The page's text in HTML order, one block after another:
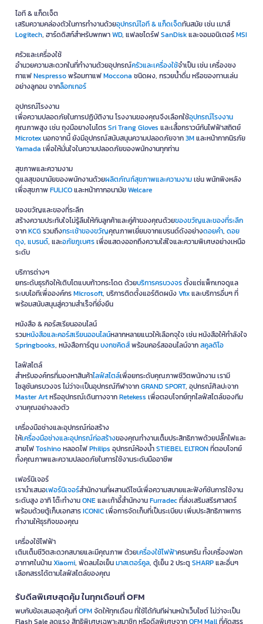
ไอที & แก็ดเจ็ต
เสริมความคล่องตัวในการทำงานด้วยอุปกรณ์ไอที & แก็ดเจ็ดทันสมัย เช่น เมาส์
Logitech, ฮาร์ดดิสก์สำหรับพกพาWD, แฟลชไดร์ฟSanDiskและจอมอนิเตอร์MSI
ครัวและเครื่องใช้
อำนวยความสะดวกในที่ทำงานด้วยอุปกรณ์ครัวและเครื่องใช้จำเป็น เช่น เครื่องชง
กาแฟNespressoพร้อมกาแฟMoccona ชนิดผง, กรวยน้ำดื่ม หรือของทานเล่น
อย่างลูกอม จากล็อกเกอร์
อุปกรณ์โรงงาน
เพื่อความปลอดภัยในการปฏิบัติงาน โรงงานของคุณจึงเลือกใช้อุปกรณ์โรงงาน
คุณภาพสูง เช่น ถุงมือยางไนโตรSri Trang Gloves และเสื้อกราวน์กันไฟฟ้าสถิตย์
Microtexนอกจากนี้ ยังมีอุปกรณ์สนับสนุนความปลอดภัยจาก3Mและหน้ากากนิรภัย
Yamada เพื่อให้มั่นใจในความปลอดภัยของพนักงานทุกท่าน
สุขภาพและความงาม
ดูแลสุขอนามัยของพนักงานด้วยผลิตภัณฑ์สุขภาพและความงามเช่น พนักพิงหลัง
เพื่อสุขภาพFULICOและหน้ากากอนามัยWelcare
ของขวัญและของที่ระลึก
สร้างความประทับใจไม่รู้ลืมให้กับลูกค้าและคู่ค้าของคุณด้วยของขวัญและของที่ระลึก
จากKCGรวมถึงกระเช้าของขวัญคุณภาพเยี่ยมจากแบรนด์ดังอย่างดอยคำ, ดอย
ตุง, แบรนด์, และอภัยภูเบศรเพื่อแสดงออกถึงความใส่ใจและความพิเศษอย่างเหนือ
ระดับ
บริการต่างๆ
ยกระดับธุรกิจให้เติบโตแบบก้าวกระโดด ด้วยบริการครบวงจรตั้งแต่แพ็กเกจดูแล
ระบบไอทีเพื่อองค์กรMicrosoft, บริการติดตั้งแอร์ติดผนังVfixและบริการอื่นๆ ที่
พร้อมสนับสนุนสู่ความสำเร็จที่ยั่งยืน
หนังสือ & คอร์สเรียนออนไลน์
รวมหนังสือและคอร์สเรียนออนไลน์หลากหลายแนวให้เลือกจุใจ เช่น หนังสือให้กำลังใจ
Springbooks, หนังสือการ์ตูนบงกชคิดส์พร้อมคอร์สออนไลน์จากสคูลดิโอ
ไลฟ์สไตล์
สำหรับองค์กรที่มองหาสินค้าไลฟ์สไตล์เพื่อยกระดับคุณภาพชีวิตพนักงาน เรามี
โซลูชันครบวงจร ไม่ว่าจะเป็นอุปกรณ์กีฬาจากGRAND SPORT, อุปกรณ์ศิลปะจาก
Master Artหรืออุปกรณ์เดินทางจากRetekess เพื่อตอบโจทย์ทุกไลฟ์สไตล์ของทีม
งานคุณอย่างลงตัว
เครื่องมือช่างและอุปกรณ์ก่อสร้าง
ให้เครื่องมือช่างและอุปกรณ์ก่อสร้างของคุณทำงานเต็มประสิทธิภาพด้วยปลั๊กไฟและ
สายไฟToshinoหลอดไฟPhilips อุปกรณ์ห้องน้ำSTIEBEL ELTRONที่ตอบโจทย์
ทั้งคุณภาพและความปลอดภัยในการใช้งานระดับมืออาชีพ
เฟอร์นิเจอร์
เรานำเสนอเฟอร์นิเจอร์สำนักงานที่ผสานดีไซน์เพื่อความสบายและฟังก์ชันการใช้งาน
ระดับสูง อาทิ โต๊ะทำงานONEและเก้าอี้สำนักงานFurradecที่ส่งเสริมสรีรศาสตร์
พร้อมด้วยตู้เก็บเอกสารICONICเพื่อการจัดเก็บที่เป็นระเบียบ เพิ่มประสิทธิภาพการ
ทำงานให้ธุรกิจของคุณ
เครื่องใช้ไฟฟ้า
เติมเต็มชีวิตสะดวกสบายและมีคุณภาพ ด้วยเครื่องใช้ไฟฟ้าครบครัน ทั้งเครื่องฟอก
อากาศในบ้านXiaomi, พัดลมไอเย็นมาสเตอร์คูล, ตู้เย็น 2 ประตูSHARPและอื่นๆ
เลือกสรรได้ตามไลฟ์สไตล์ของคุณ
รับดีลพิเศษสุดคุ้ม ในทุกเดือนที่ OFM
พบกับข้อเสนอสุดคุ้มที่OFMจัดให้ทุกเดือน ที่ใช้ได้ทันทีผ่านหน้าเว็บไซต์ ไม่ว่าจะเป็น
Flash Sale ลดแรง สิทธิพิเศษเฉพาะสมาชิก หรือดีลพิเศษจากOFM Mallที่คัดสรร